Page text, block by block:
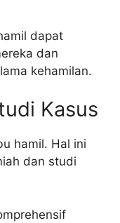
dapat
dan
kehamilan.
Kasus
hamil. Hal ini
dan studi